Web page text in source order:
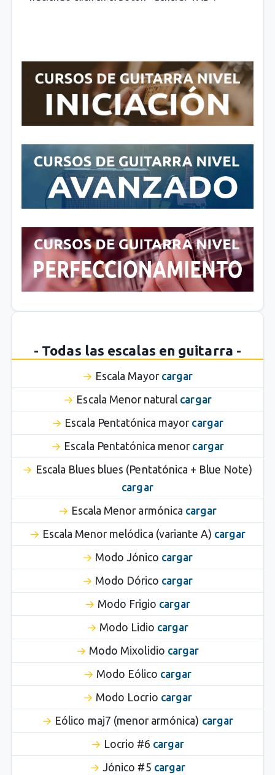
- Todas las escalas en guitarra -
Escala Mayor cargar
Escala Menor natural cargar
Escala Pentatónica mayor cargar
Escala Pentatónica menor cargar
Escala Blues blues (Pentatónica + Blue Note)
cargar
Escala Menor armónica cargar
Escala Menor melódica (variante A) cargar
Modo Jónico cargar
Modo Dórico cargar
Modo Frigio cargar
Modo Lidio cargar
Modo Mixolidio cargar
Modo Eólico cargar
Modo Locrio cargar
Eólico maj7 (menor armónica) cargar
Locrio #6 cargar
Jónico #5 cargar